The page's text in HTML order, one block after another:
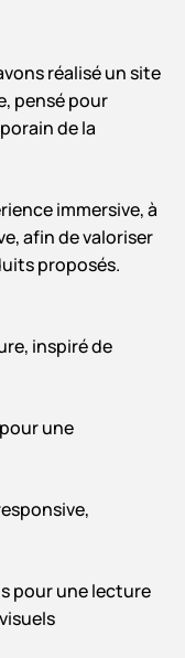
réalisé un site
pensé pour
de la
immersive, à
afin de valoriser
proposés.
inspiré de
une
pour une lecture